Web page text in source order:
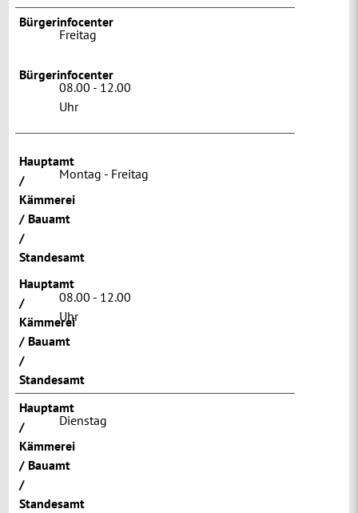
Bürgerinfocenter
Freitag
Bürgerinfocenter
08.00 - 12.00
Uhr
Hauptamt
/
Kämmerei
/ Bauamt
/
Standesamt
Montag - Freitag
Hauptamt
/
Kämmerei
/ Bauamt
/
Standesamt
08.00 - 12.00
Uhr
Hauptamt
/
Kämmerei
/ Bauamt
/
Standesamt
Dienstag